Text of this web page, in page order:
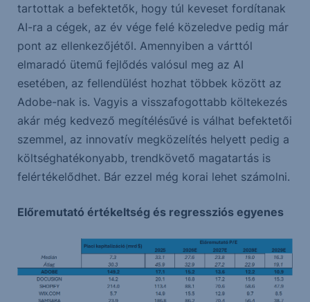
tartottak a befektetők, hogy túl keveset fordítanak
AI-ra a cégek, az év vége felé közeledve pedig már
pont az ellenkezőjétől. Amennyiben a várttól
elmaradó ütemű fejlődés valósul meg az AI
esetében, az fellendülést hozhat többek között az
Adobe-nak is. Vagyis a visszafogottabb költekezés
akár még kedvező megítélésűvé is válhat befektetői
szemmel, az innovatív megközelítés helyett pedig a
költséghatékonyabb, trendkövető magatartás is
felértékelődhet. Bár ezzel még korai lehet számolni.
Előremutató értékeltség és regressziós egyenes